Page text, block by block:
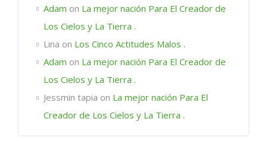
Adam on La mejor nación Para El Creador de
Los Cielos y La Tierra .
Lina on Los Cinco Actitudes Malos .
Adam on La mejor nación Para El Creador de
Los Cielos y La Tierra .
Jessmin tapia on La mejor nación Para El
Creador de Los Cielos y La Tierra .